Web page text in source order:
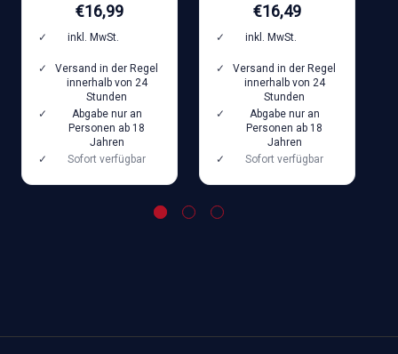
€16,99
inkl. MwSt.
Versand in der Regel
innerhalb von 24
Stunden
Abgabe nur an
Personen ab 18
Jahren
Sofort verfügbar
€16,49
inkl. MwSt.
Versand in der Regel
innerhalb von 24
Stunden
Abgabe nur an
Personen ab 18
Jahren
Sofort verfügbar